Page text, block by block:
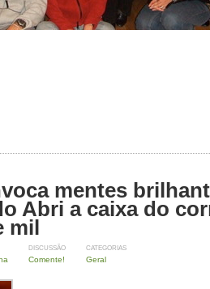
mentes
Abri a caixa do
mil
DISCUSSÃO
Comente!
CATEGORIAS
Geral